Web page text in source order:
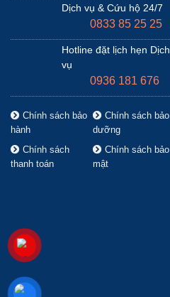
Dịch vụ & Cứu hộ 24/7
0833 85 25 25
Hotline đặt lịch hẹn Dịch
vụ
0936 181 676
Chính sách bảo
hành
Chính sách bảo
dưỡng
Chính sách
thanh toán
Chính sách bảo
mật